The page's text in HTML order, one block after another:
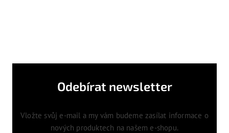
Odebírat newsletter
Vložte svůj e-mail a my vám budeme zasílat informace o
nových produktech na našem e-shopu.